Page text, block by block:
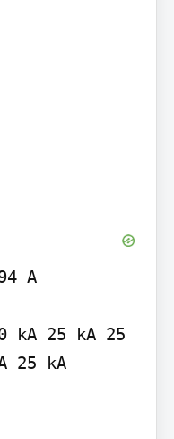
A
kA 25 kA 25
25 kA